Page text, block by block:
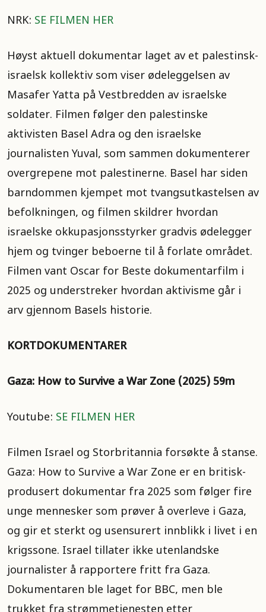
NRK: SE FILMEN HER
Høyst aktuell dokumentar laget av et palestinsk-
israelsk kollektiv som viser ødeleggelsen av
Masafer Yatta på Vestbredden av israelske
soldater. Filmen følger den palestinske
aktivisten Basel Adra og den israelske
journalisten Yuval, som sammen dokumenterer
overgrepene mot palestinerne. Basel har siden
barndommen kjempet mot tvangsutkastelsen av
befolkningen, og filmen skildrer hvordan
israelske okkupasjonsstyrker gradvis ødelegger
hjem og tvinger beboerne til å forlate området.
Filmen vant Oscar for Beste dokumentarfilm i
2025 og understreker hvordan aktivisme går i
arv gjennom Basels historie.
KORTDOKUMENTARER
Gaza: How to Survive a War Zone (2025) 59m
Youtube: SE FILMEN HER
Filmen Israel og Storbritannia forsøkte å stanse.
Gaza: How to Survive a War Zone er en britisk-
produsert dokumentar fra 2025 som følger fire
unge mennesker som prøver å overleve i Gaza,
og gir et sterkt og usensurert innblikk i livet i en
krigssone. Israel tillater ikke utenlandske
journalister å rapportere fritt fra Gaza.
Dokumentaren ble laget for BBC, men ble